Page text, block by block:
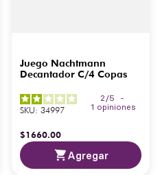
Juego Nachtmann
Decantador C/4 Copas
2 /5
-
1 opiniones
SKU: 34997
$1660.00
Agregar